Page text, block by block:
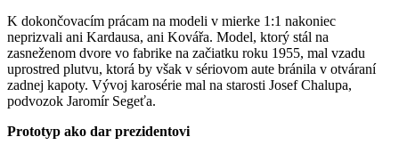
K dokončovacím prácam na modeli v mierke 1:1 nakoniec
neprizvali ani Kardausa, ani Kovářa. Model, ktorý stál na
zasneženom dvore vo fabrike na začiatku roku 1955, mal vzadu
uprostred plutvu, ktorá by však v sériovom aute bránila v otváraní
zadnej kapoty. Vývoj karosérie mal na starosti Josef Chalupa,
podvozok Jaromír Segeťa.
Prototyp ako dar prezidentovi